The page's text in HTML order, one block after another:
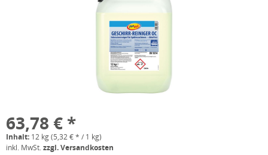
63,78 € *
Inhalt: 12 kg (5,32 € * / 1 kg)
inkl. MwSt.zzgl. Versandkosten